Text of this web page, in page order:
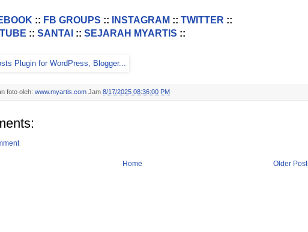
:: FB GROUPS :: INSTAGRAM :: TWITTER ::
:: SANTAI :: SEJARAH MYARTIS ::
foto oleh: www.myartis.com Jam 8/17/2025 08:36:00 PM
Older Post
Home